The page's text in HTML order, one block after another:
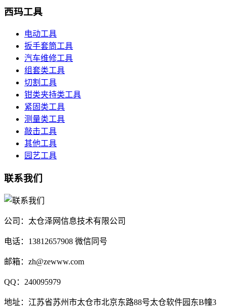
西玛工具
电动工具
扳手套筒工具
汽车维修工具
组套类工具
切割工具
钳类夹持类工具
紧固类工具
测量类工具
敲击工具
其他工具
园艺工具
联系我们
公司：太仓泽网信息技术有限公司
电话：13812657908 微信同号
邮箱：zh@zewww.com
QQ：240095979
地址：江苏省苏州市太仓市北京东路88号太仓软件园东B幢3